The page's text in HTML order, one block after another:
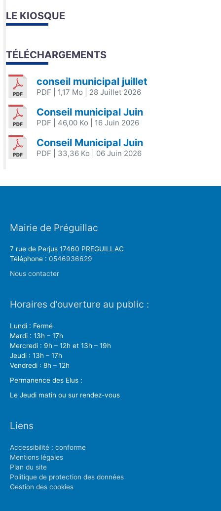
LE KIOSQUE
TÉLÉCHARGEMENTS
conseil municipal juillet
PDF | 1,17 Mo | 28 Juillet 2026
Conseil municipal Juin
PDF | 46,00 Ko | 16 Juin 2026
Conseil Municipal Juin
PDF | 33,36 Ko | 06 Juin 2026
Mairie de Préguillac
7 rue de Perjus 17460 PREGUILLAC
Téléphone : 0546936629
Nous contacter
Horaires d’ouverture au public :
Lundi : Fermé
Mardi : 13h – 17h
Mercredi : 9h – 12h et 13h – 19h
Jeudi : 13h – 17h
Vendredi : 8h – 12h
Permanence des Elus :
Le Jeudi matin ou sur rendez-vous
Liens
Accessibilité : conforme
Mentions légales
Plan du site
Politique de protection des données
Gestion des cookies